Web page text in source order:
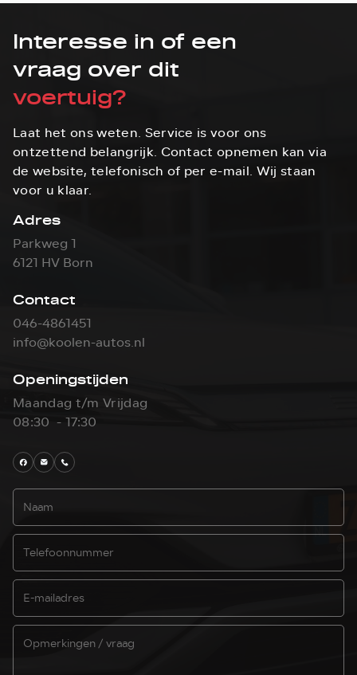
Interesse in of een
vraag over dit
voertuig?
Laat het ons weten. Service is voor ons
ontzettend belangrijk. Contact opnemen kan via
de website, telefonisch of per e-mail. Wij staan
voor u klaar.
Adres
Parkweg 1
6121 HV Born
Contact
046-4861451
info@koolen-autos.nl
Openingstijden
Maandag t/m Vrijdag
08:30 - 17:30